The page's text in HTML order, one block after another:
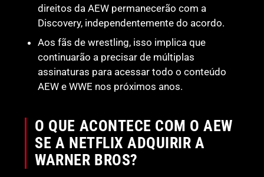
direitos da AEW permanecerão com a
Discovery, independentemente do acordo.
Aos fãs de wrestling, isso implica que
continuarão a precisar de múltiplas
assinaturas para acessar todo o conteúdo
AEW e WWE nos próximos anos.
O QUE ACONTECE COM O AEW
SE A NETFLIX ADQUIRIR A
WARNER BROS?